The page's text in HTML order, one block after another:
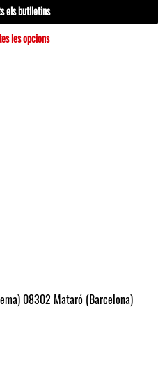
els butlletins
les opcions
08302 Mataró (Barcelona)